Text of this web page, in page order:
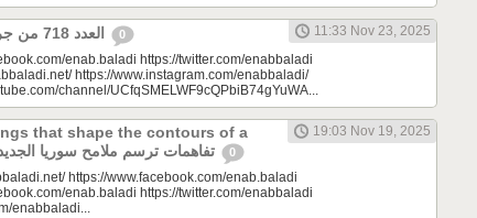
0
11:33 Nov 23, 2025
enab.baladi https://twitter.com/enabbaladi
https://www.instagram.com/enabbaladi/
channel/UCfqSMELWF9cQPbiB74gYuWA...
that shape the contours of a
0
19:03 Nov 19, 2025
https://www.facebook.com/enab.baladi
enab.baladi https://twitter.com/enabbaladi
enabbaladi...